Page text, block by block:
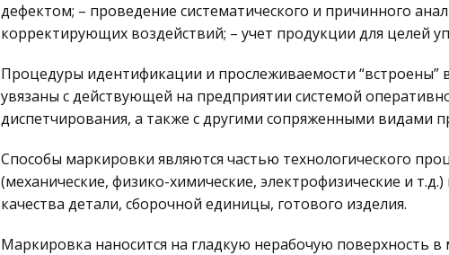
дефектом; – проведение систематического и причинного
корректирующих воздействий; – учет продукции для целей
Процедуры идентификации и прослеживаемости “встроены”
увязаны с действующей на предприятии системой
диспетчирования, а также с другими сопряженными видами
Способы маркировки являются частью технологического
(механические, физико-химические, электрофизические и
качества детали, сборочной единицы, готового изделия.
Маркировка наносится на гладкую нерабочую поверхность в